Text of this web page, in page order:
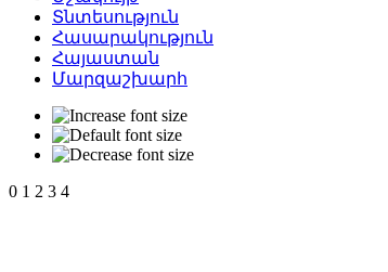
Տնտեսություն
Հասարակություն
Հայաստան
Մարզաշխարհ
0 1 2 3 4